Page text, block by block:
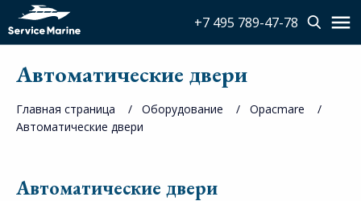
+7 495 789-47-78
Автоматические двери
Главная страница Оборудование
Opacmare
Автоматические двери
Автоматические двери